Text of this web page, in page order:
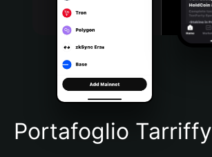
Português (Brasil)
Español (Argentina)
Portafoglio Tarriffy